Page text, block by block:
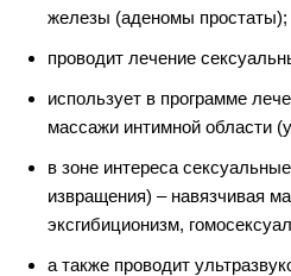
железы (аденомы простаты);
проводит лечение
использует в программе
массажи интимной области
в зоне интереса
извращения) – навязчивая
эксгибиционизм,
а также проводит